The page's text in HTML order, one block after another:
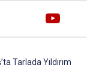
Tarlada Yıldırım